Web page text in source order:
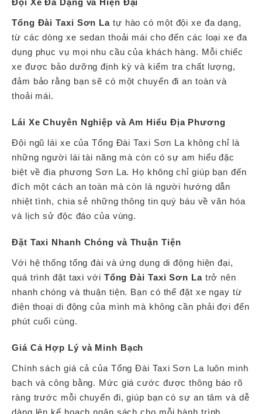
Đội Xe Đa Dạng và Hiện Đại
Tổng Đài Taxi Sơn La tự hào có một đội xe đa dạng,
từ các dòng xe sedan thoải mái cho đến các loại xe đa
dụng phục vụ mọi nhu cầu của khách hàng. Mỗi chiếc
xe được bảo dưỡng định kỳ và kiểm tra chất lượng,
đảm bảo rằng bạn sẽ có một chuyến đi an toàn và
thoải mái.
Lái Xe Chuyên Nghiệp và Am Hiểu Địa Phương
Đội ngũ lái xe của Tổng Đài Taxi Sơn La không chỉ là
những người lái tài năng mà còn có sự am hiểu đặc
biệt về địa phương Sơn La. Họ không chỉ giúp bạn đến
đích một cách an toàn mà còn là người hướng dẫn
nhiệt tình, chia sẻ những thông tin quý báu về văn hóa
và lịch sử độc đáo của vùng.
Đặt Taxi Nhanh Chóng và Thuận Tiện
Với hệ thống tổng đài và ứng dụng di động hiện đại,
quá trình đặt taxi với Tổng Đài Taxi Sơn Latrở nên
nhanh chóng và thuận tiện. Bạn có thể đặt xe ngay từ
điện thoại di động của mình mà không cần phải đợi đến
phút cuối cùng.
Giá Cả Hợp Lý và Minh Bạch
Chính sách giá cả của Tổng Đài Taxi Sơn La luôn minh
bạch và công bằng. Mức giá cước được thông báo rõ
ràng trước mỗi chuyến đi, giúp bạn có sự an tâm và dễ